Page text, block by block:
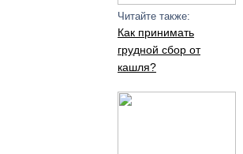
Читайте также:
Как принимать
грудной сбор от
кашля?